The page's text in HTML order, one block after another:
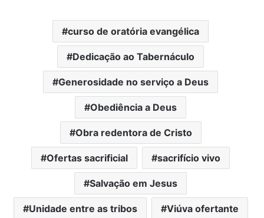
curso de oratória evangélica
Dedicação ao Tabernáculo
Generosidade no serviço a Deus
Obediência a Deus
Obra redentora de Cristo
Ofertas sacrificial sacrifício vivo
Salvação em Jesus
Unidade entre as tribos Viúva ofertante